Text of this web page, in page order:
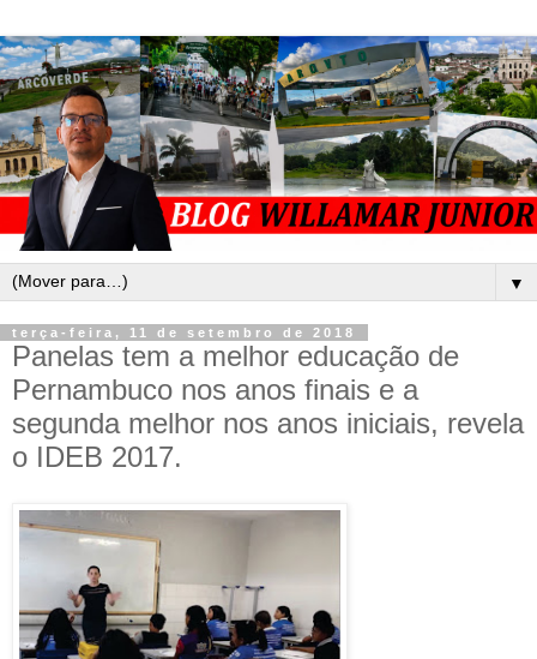
▼
terça-feira, 11 de setembro de 2018
Panelas tem a melhor educação de
Pernambuco nos anos finais e a
segunda melhor nos anos iniciais, revela
o IDEB 2017.